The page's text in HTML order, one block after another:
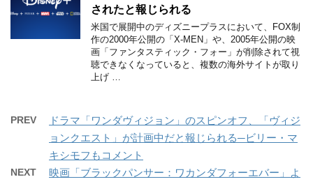
されたと報じられる
米国で展開中のディズニープラスにおいて、FOX制
作の2000年公開の「X-MEN」や、2005年公開の映
画「ファンタスティック・フォー」が削除されて視
聴できなくなっていると、複数の海外サイトが取り
上げ …
PREV
ドラマ「ワンダヴィジョン」のスピンオフ、「ヴィジ
ョンクエスト」が計画中だと報じられる─ビリー・マ
キシモフもコメント
NEXT
映画「ブラックパンサー：ワカンダフォーエバー」よ